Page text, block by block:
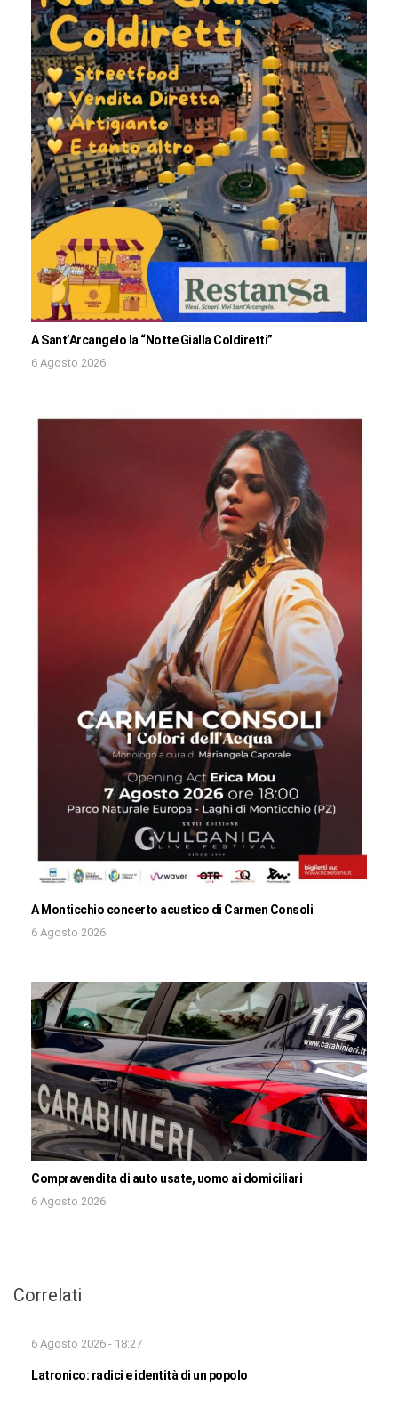
A Sant’Arcangelo la “Notte Gialla Coldiretti”
6 Agosto 2026
A Monticchio concerto acustico di Carmen Consoli
6 Agosto 2026
Compravendita di auto usate, uomo ai domiciliari
6 Agosto 2026
Correlati
6 Agosto 2026 - 18:27
Latronico: radici e identità di un popolo